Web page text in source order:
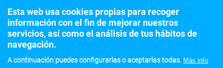
Suscríbete a la newsletter
Esta web usa cookies propias para recoger
información con el fin de mejorar nuestros
servicios, así como el análisis de tus hábitos de
navegación.
A continuación puedes configurarlas o aceptarlas todas. Más info